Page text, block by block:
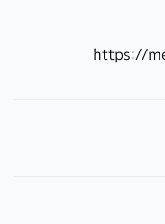
https://